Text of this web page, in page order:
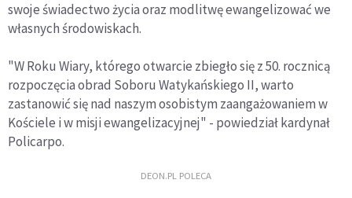
swoje świadectwo życia oraz modlitwę ewangelizować we
własnych środowiskach.
"W Roku Wiary, którego otwarcie zbiegło się z 50. rocznicą
rozpoczęcia obrad Soboru Watykańskiego II, warto
zastanowić się nad naszym osobistym zaangażowaniem w
Kościele i w misji ewangelizacyjnej" - powiedział kardynał
Policarpo.
DEON.PL POLECA